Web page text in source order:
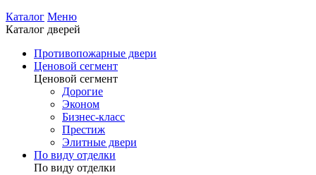
Каталог Меню
Каталог дверей
Противопожарные двери
Ценовой сегмент
Ценовой сегмент
Дорогие
Эконом
Бизнес-класс
Престиж
Элитные двери
По виду отделки
По виду отделки